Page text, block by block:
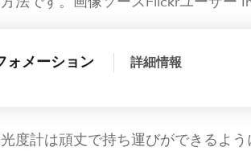
ォメーション 詳細情報
度計は頑丈で持ち運びができるよ